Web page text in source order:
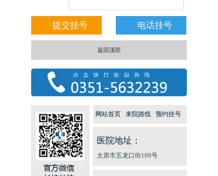
返回顶部
网站首页 来院路线 预约挂号
医院地址：
太原市五龙口街109号